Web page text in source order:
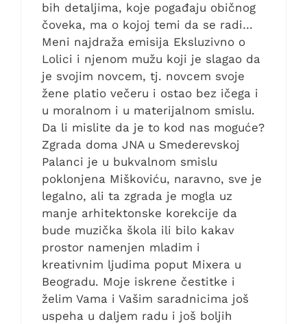
bih detaljima, koje pogađaju običnog
čoveka, ma o kojoj temi da se radi…
Meni najdraža emisija Eksluzivno o
Lolici i njenom mužu koji je slagao da
je svojim novcem, tj. novcem svoje
žene platio večeru i ostao bez ičega i
u moralnom i u materijalnom smislu.
Da li mislite da je to kod nas moguće?
Zgrada doma JNA u Smederevskoj
Palanci je u bukvalnom smislu
poklonjena Miškoviću, naravno, sve je
legalno, ali ta zgrada je mogla uz
manje arhitektonske korekcije da
bude muzička škola ili bilo kakav
prostor namenjen mladim i
kreativnim ljudima poput Mixera u
Beogradu. Moje iskrene čestitke i
želim Vama i Vašim saradnicima još
uspeha u daljem radu i još boljih